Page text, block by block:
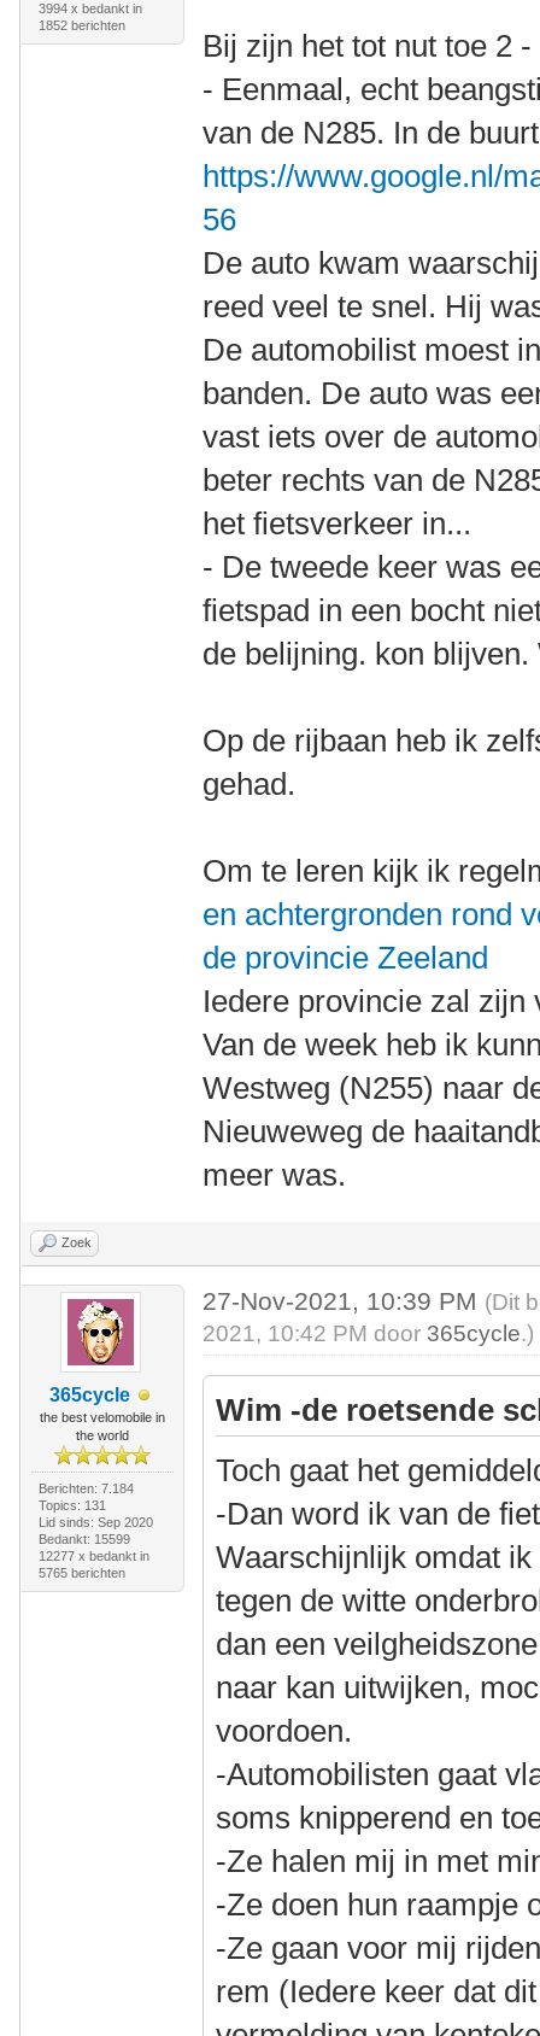
3994 x bedankt in
1852 berichten
Bij zijn het tot nut toe 2
- Eenmaal, echt
van de N285. In de
https://www.google.nl/
56
De auto kwam
reed veel te snel. Hij
De automobilist moest
banden. De auto was
vast iets over de
beter rechts van de
het fietsverkeer in...
- De tweede keer was
fietspad in een bocht
de belijning. kon
Op de rijbaan heb ik
gehad.
Om te leren kijk ik
en achtergronden rond
de provincie Zeeland
Iedere provincie zal
Van de week heb ik
Westweg (N255) naar
Nieuweweg de
meer was.
Zoek
365cycle
the best velomobile in
the world
Berichten: 7.184
Topics: 131
Lid sinds: Sep 2020
Bedankt: 15599
12277 x bedankt in
5765 berichten
27-Nov-2021, 10:39 PM (Dit
2021, 10:42 PM door 365cycle.)
Wim -de roetsende
Toch gaat het
-Dan word ik van de
Waarschijnlijk omdat
tegen de witte
dan een
naar kan uitwijken,
voordoen.
-Automobilisten gaat
soms knipperend en
-Ze halen mij in met
-Ze doen hun raampje
-Ze gaan voor mij
rem (Iedere keer dat